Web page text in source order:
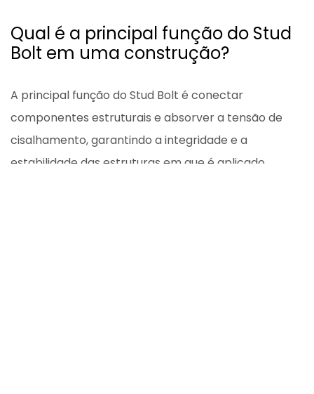
Qual é a principal função do Stud
Bolt em uma construção?
A principal função do Stud Bolt é conectar
componentes estruturais e absorver a tensão de
cisalhamento, garantindo a integridade e a
estabilidade das estruturas em que é aplicado.